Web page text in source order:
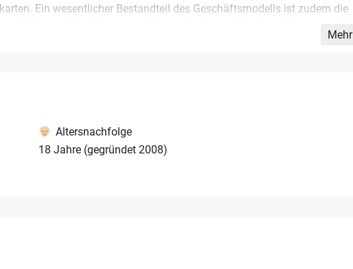
Ein wesentlicher Bestandteil des Geschäftsmodells ist zudem die
Mehr
Altersnachfolge
18 Jahre (gegründet 2008)